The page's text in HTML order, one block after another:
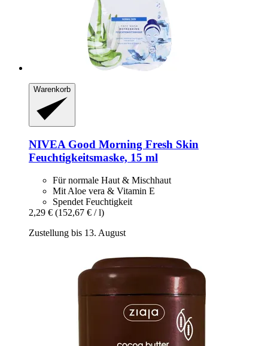
Warenkorb
NIVEA Good Morning Fresh Skin
Feuchtigkeitsmaske, 15 ml
Für normale Haut & Mischhaut
Mit Aloe vera & Vitamin E
Spendet Feuchtigkeit
2,29 € (152,67 € / l)
Zustellung bis 13. August